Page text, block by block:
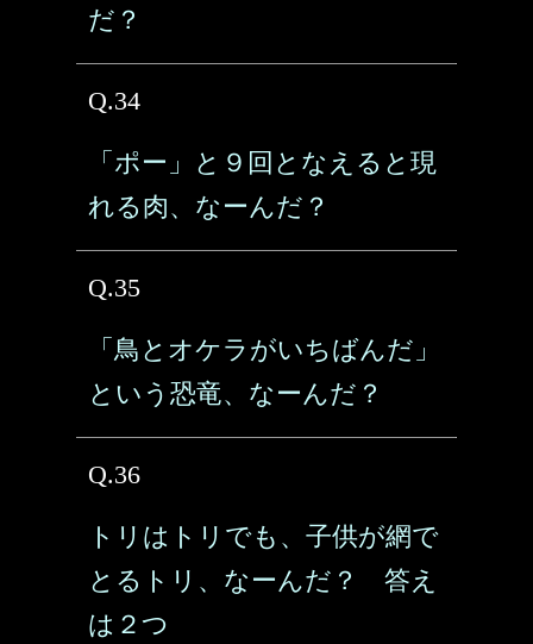
だ？
Q.34
「ポー」と９回となえると現
れる肉、なーんだ？
Q.35
「鳥とオケラがいちばんだ」
という恐竜、なーんだ？
Q.36
トリはトリでも、子供が網で
とるトリ、なーんだ？ 答え
は２つ